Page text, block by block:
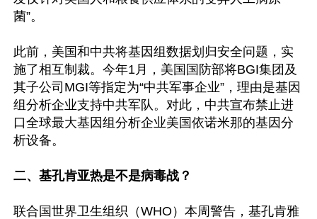
菌”。
此前，美国和中共将基因组数据划归安全问题，实
施了相互制裁。今年1月，美国国防部将BGI集团及
其子公司MGI等指定为“中共军事企业”，理由是基因
组分析企业支持中共军队。对此，中共宣布禁止进
口全球最大基因组分析企业美国依诺米那的基因分
析设备。
二、基孔肯亚热是不是病毒战？
联合国世界卫生组织（WHO）本周警告，基孔肯雅